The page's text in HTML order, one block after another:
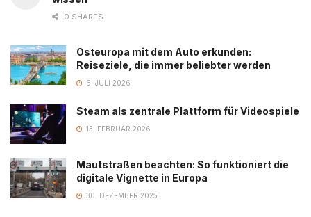
0 SHARES
Osteuropa mit dem Auto erkunden:
Reiseziele, die immer beliebter werden
6. JULI 2026
Steam als zentrale Plattform für Videospiele
13. FEBRUAR 2026
Mautstraßen beachten: So funktioniert die
digitale Vignette in Europa
30. DEZEMBER 2025